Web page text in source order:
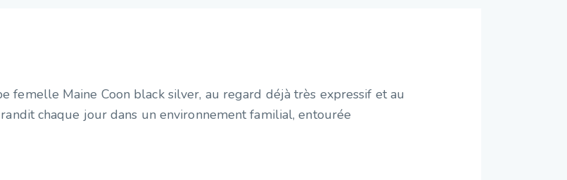
femelle Maine Coon black silver, au regard déjà très expressif et au
chaque jour dans un environnement familial, entourée